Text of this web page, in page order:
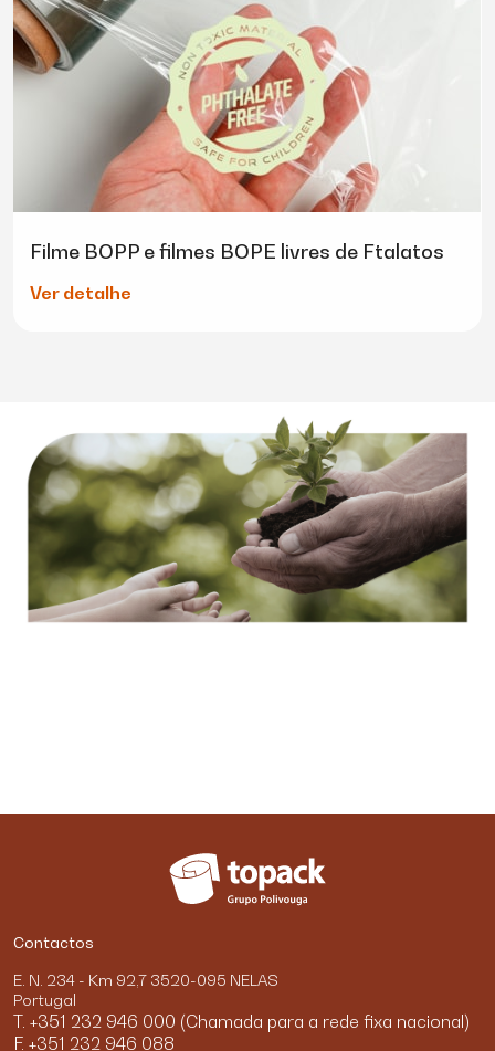
Filme BOPP e filmes BOPE livres de Ftalatos
Ver detalhe
Contactos
E. N. 234 - Km 92,7 3520-095 NELAS
Portugal
T. +351 232 946 000 (Chamada para a rede fixa nacional)
F. +351 232 946 088